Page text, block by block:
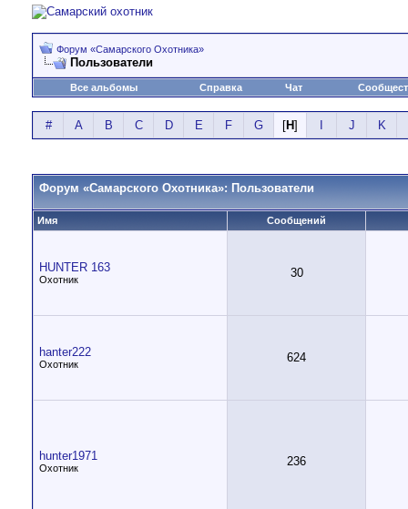
Форум «Самарского Охотника»
Пользователи
Все альбомы Справка Чат
# A B C D E F G [H] J K
Форум «Самарского Охотника»: Пользователи
Имя Сообщений
HUNTER 163
Охотник 30
hanter222
Охотник 624
hunter1971
Охотник 236